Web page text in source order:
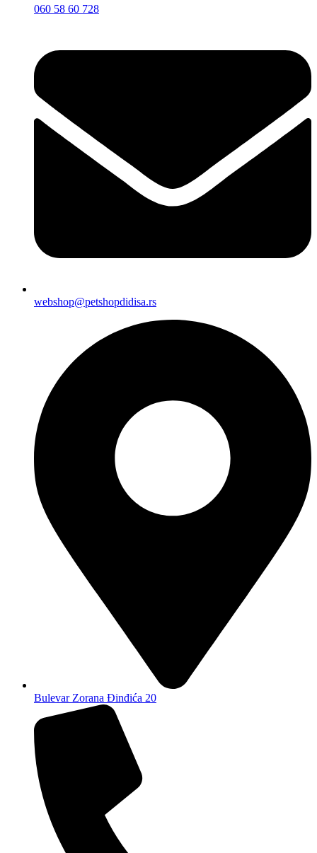
060 58 60 728
webshop@petshopdidisa.rs
Bulevar Zorana Đinđića 20